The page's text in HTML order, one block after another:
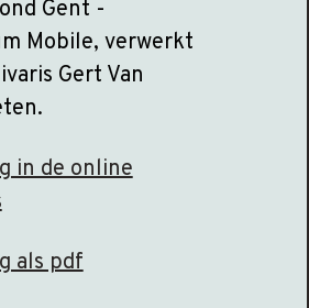
Gent -
Mobile, verwerkt
Gert Van
in de online
als pdf